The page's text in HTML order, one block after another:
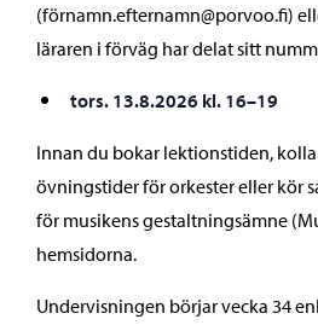
(förnamn.efternamn@porvoo.fi)
läraren i förväg har delat sitt
tors. 13.8.2026 kl. 16–19
Innan du bokar lektionstiden,
övningstider för orkester eller kör
för musikens gestaltningsämne
hemsidorna.
Undervisningen börjar vecka 34